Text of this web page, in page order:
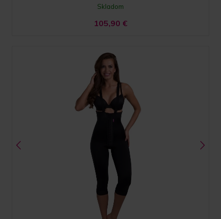
Skladom
105,90 €